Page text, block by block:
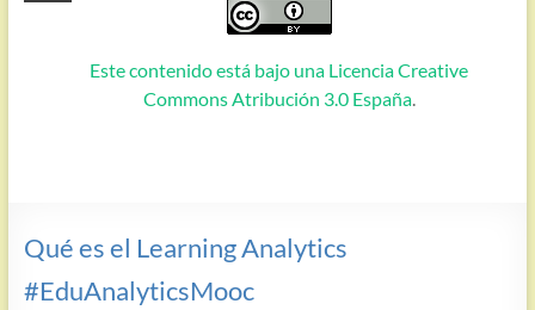
Este contenido está bajo una Licencia Creative
Commons Atribución 3.0 España.
Qué es el Learning Analytics
#EduAnalyticsMooc